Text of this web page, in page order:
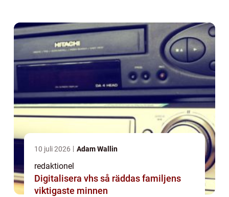
Samsung-användare också s...
10 juli 2026 Adam Wallin
redaktionel
Digitalisera vhs så räddas familjens
viktigaste minnen